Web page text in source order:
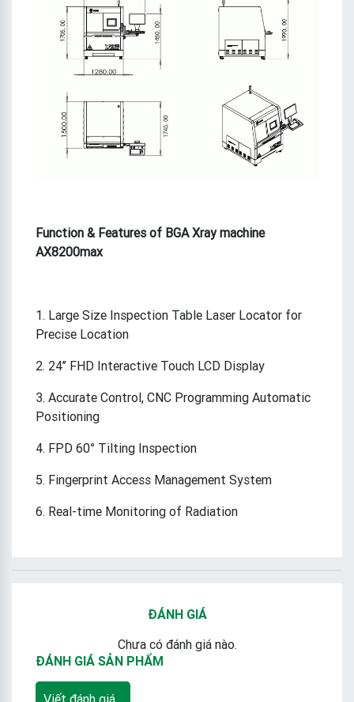
Function & Features of BGA Xray machine
AX8200max
1. Large Size Inspection Table Laser Locator for
Precise Location
2. 24’’ FHD Interactive Touch LCD Display
3. Accurate Control, CNC Programming Automatic
Positioning
4. FPD 60° Tilting Inspection
5. Fingerprint Access Management System
6. Real-time Monitoring of Radiation
ĐÁNH GIÁ
Chưa có đánh giá nào.
ĐÁNH GIÁ SẢN PHẨM
Viết đánh giá